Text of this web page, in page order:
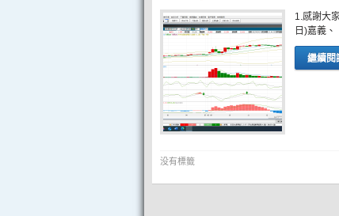
1.感謝大
日)嘉義
繼續閱
没有標籤